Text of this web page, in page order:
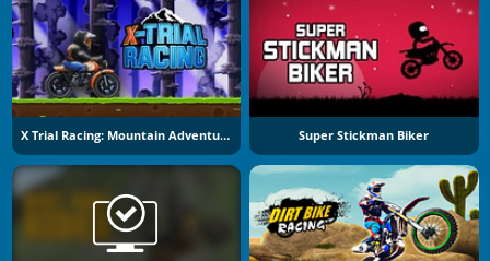
X Trial Racing: Mountain Adventure Super Stickman Biker